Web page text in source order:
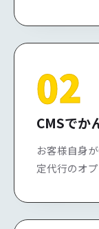
02
CMSでか
お客様自身
定代行のオ